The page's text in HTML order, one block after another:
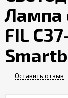
Доставка
и
оплата
Контакты
Лампа
FIL
Оставить отзыв